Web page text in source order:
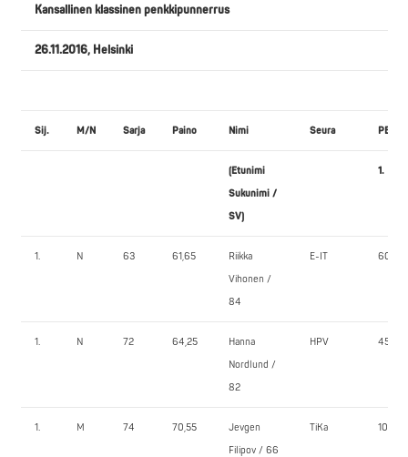
Kansallinen klassinen penkkipunnerrus
26.11.2016, Helsinki
Sij. M/N Sarja Paino Nimi Seura
(Etunimi
Sukunimi /
SV)
1.
1. N 63 61,65
Riikka
Vihonen /
84
E-IT 60,0
1. N 72 64,25
Hanna
Nordlund /
82
HPV 45,0
1. M 74 70,55
Jevgen
Filipov / 66
TiKa 102,5